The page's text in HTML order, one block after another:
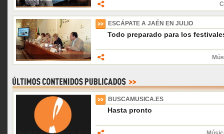
ESCÁPATE A JAÉN EN JULIO
Todo preparado para los
BUSCAMUSICA.ES
Hasta pronto